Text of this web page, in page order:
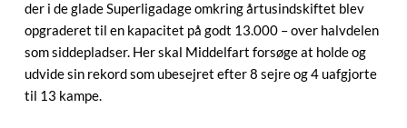
der i de glade Superligadage omkring årtusindskiftet blev
opgraderet til en kapacitet på godt 13.000 – over halvdelen
som siddepladser. Her skal Middelfart forsøge at holde og
udvide sin rekord som ubesejret efter 8 sejre og 4 uafgjorte
til 13 kampe.